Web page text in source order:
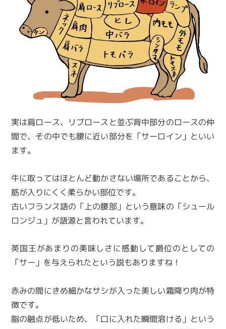
実は肩ロース、リブロースと並ぶ背中部分のロースの仲
間で、その中でも腰に近い部分を「サーロイン」といい
ます。
牛に取ってはほとんど動かさない場所であることから、
筋が入りにくく柔らかい部位です。
古いフランス語の「上の腰部」という意味の「シュール
ロンジュ」が語源と言われています。
英国王があまりの美味しさに感動して爵位のとしての
「サー」を与えられたという説もありますね！
赤みの間にきめ細かなサシが入った美しい霜降り肉が特
徴です。
脂の融点が低いため、「口に入れた瞬間溶ける」という